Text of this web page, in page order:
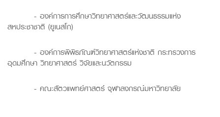
- องค์การการศึกษาวิทยาศาสตร์และวัฒนธรรมแห่ง
สหประชาชาติ (ยูเนสโก)
- องค์การพิพิธภัณฑ์วิทยาศาสตร์แห่งชาติ กระทรวงการ
อุดมศึกษา วิทยาศาสตร์ วิจัยและนวัตกรรม
- คณะสัตวแพทย์ศาสตร์ จุฬาลงกรณ์มหาวิทยาลัย